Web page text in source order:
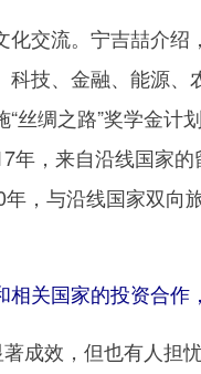
流。宁吉喆介绍
科技、金融、能源
丝绸之路”奖学金计
年，来自沿线国家
，与沿线国家双向
关国家的投资合作
效，但也有人担